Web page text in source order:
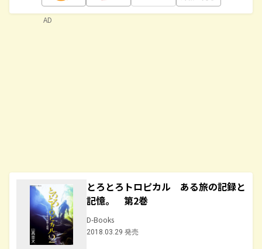
とろとろトロピカル ある旅の記録と
記憶。 第2巻
D-Books
2018.03.29 発売
AD